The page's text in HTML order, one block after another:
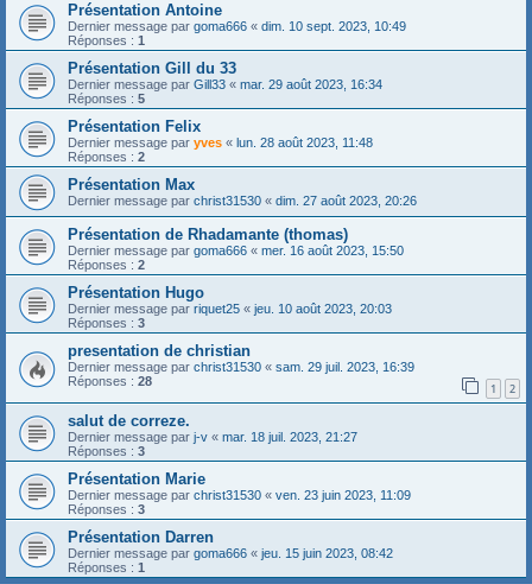
Présentation Antoine
Dernier message par goma666 « dim. 10 sept. 2023, 10:49
Réponses : 1
Présentation Gill du 33
Dernier message par Gill33 « mar. 29 août 2023, 16:34
Réponses : 5
Présentation Felix
Dernier message par yves « lun. 28 août 2023, 11:48
Réponses : 2
Présentation Max
Dernier message par christ31530 « dim. 27 août 2023, 20:26
Présentation de Rhadamante (thomas)
Dernier message par goma666 « mer. 16 août 2023, 15:50
Réponses : 2
Présentation Hugo
Dernier message par riquet25 « jeu. 10 août 2023, 20:03
Réponses : 3
presentation de christian
Dernier message par christ31530 « sam. 29 juil. 2023, 16:39
Réponses : 28 1 2
salut de correze.
Dernier message par j-v « mar. 18 juil. 2023, 21:27
Réponses : 3
Présentation Marie
Dernier message par christ31530 « ven. 23 juin 2023, 11:09
Réponses : 3
Présentation Darren
Dernier message par goma666 « jeu. 15 juin 2023, 08:42
Réponses : 1